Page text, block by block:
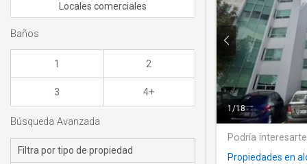
1 /18
Podría
Propiedades en
Locales comerciales
Baños
1 2
3 4+
Búsqueda Avanzada
Filtra por tipo de propiedad